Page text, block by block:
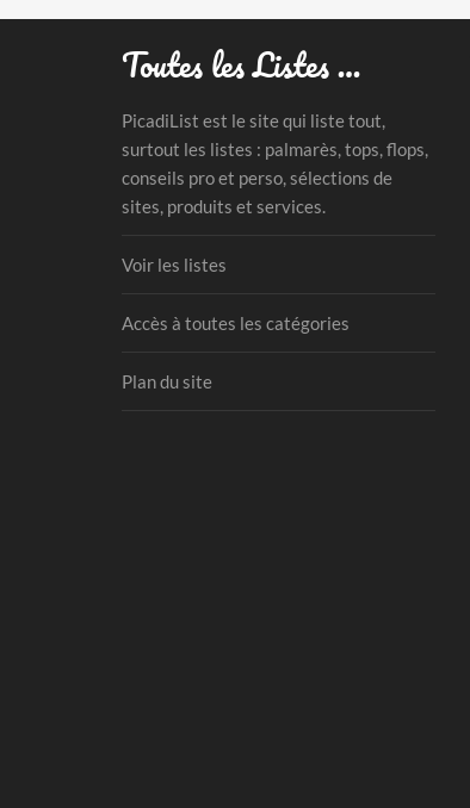
Toutes les Listes …
PicadiList est le site qui liste tout,
surtout les listes : palmarès, tops, flops,
conseils pro et perso, sélections de
sites, produits et services.
Voir les listes
Accès à toutes les catégories
Plan du site